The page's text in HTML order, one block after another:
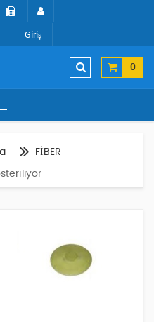
Giriş
0
FİBER